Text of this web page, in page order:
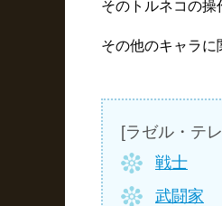
そのトルネコの操
その他のキャラに
[ラゼル・テ
戦士
武闘家